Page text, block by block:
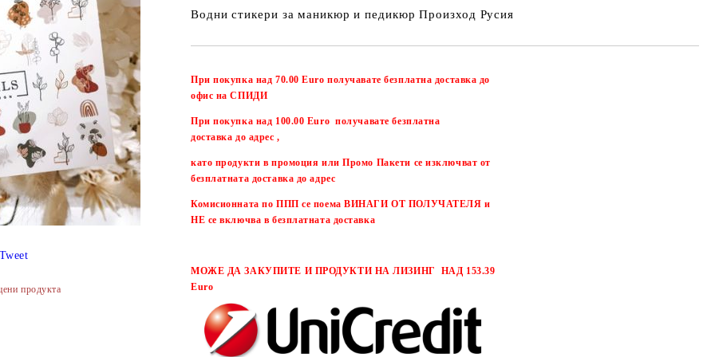
Водни стикери за маникюр и педикюр Произход Русия
При покупка над 70.00 Euro получавате безплатна доставка до
офис на СПИДИ
При покупка над 100.00 Euro получавате безплатна
доставка до адрес ,
като продукти в промоция или Промо Пакети се изключват от
безплатната доставка до адрес
Комисионната по ППП се поема ВИНАГИ ОТ ПОЛУЧАТЕЛЯ и
НЕ се включва в безплатната доставка
МОЖЕ ДА ЗАКУПИТЕ И ПРОДУКТИ НА ЛИЗИНГ НАД 153.39
Euro
продукта